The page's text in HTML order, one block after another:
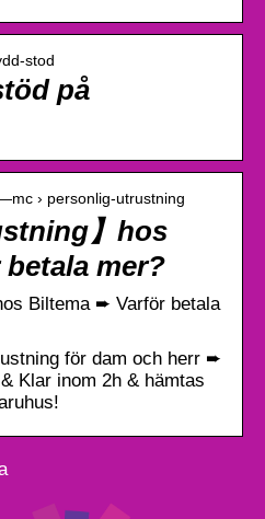
stod
på
› personlig-utrustning
】hos
mer?
Biltema ➨ Varför betala
för dam och herr ➨
Klar inom 2h & hämtas